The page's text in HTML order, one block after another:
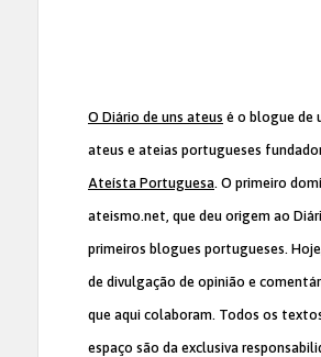
O Diário de uns ateus é o blogue de
ateus e ateias portugueses
Ateísta Portuguesa. O primeiro
ateismo.net, que deu origem ao
primeiros blogues portugueses.
de divulgação de opinião e
que aqui colaboram. Todos os
espaço são da exclusiva